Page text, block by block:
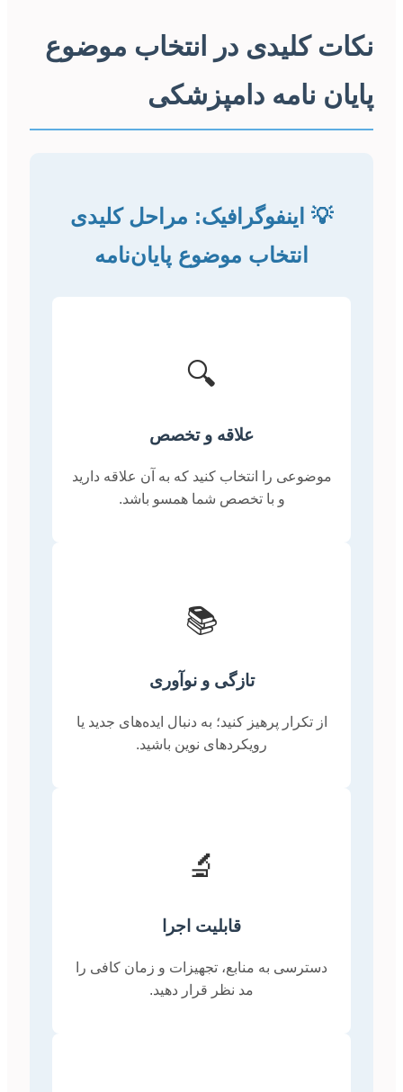
نکات کلیدی در انتخاب موضوع
پایان نامه دامپزشکی
💡 اینفوگرافیک: مراحل کلیدی
انتخاب موضوع پایان‌نامه
🔍
علاقه و تخصص
موضوعی را انتخاب کنید که به آن علاقه دارید
و با تخصص شما همسو باشد.
📚
تازگی و نوآوری
از تکرار پرهیز کنید؛ به دنبال ایده‌های جدید یا
رویکردهای نوین باشید.
🔬
قابلیت اجرا
دسترسی به منابع، تجهیزات و زمان کافی را
مد نظر قرار دهید.